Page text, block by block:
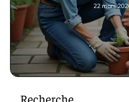
22 mars
Recherche